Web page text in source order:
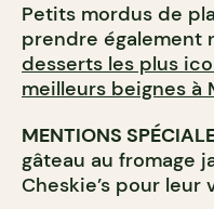
Petits mordus de
prendre également
desserts les plus
meilleurs beignes à
MENTIONS
gâteau au fromage
Cheskie’s pour leur